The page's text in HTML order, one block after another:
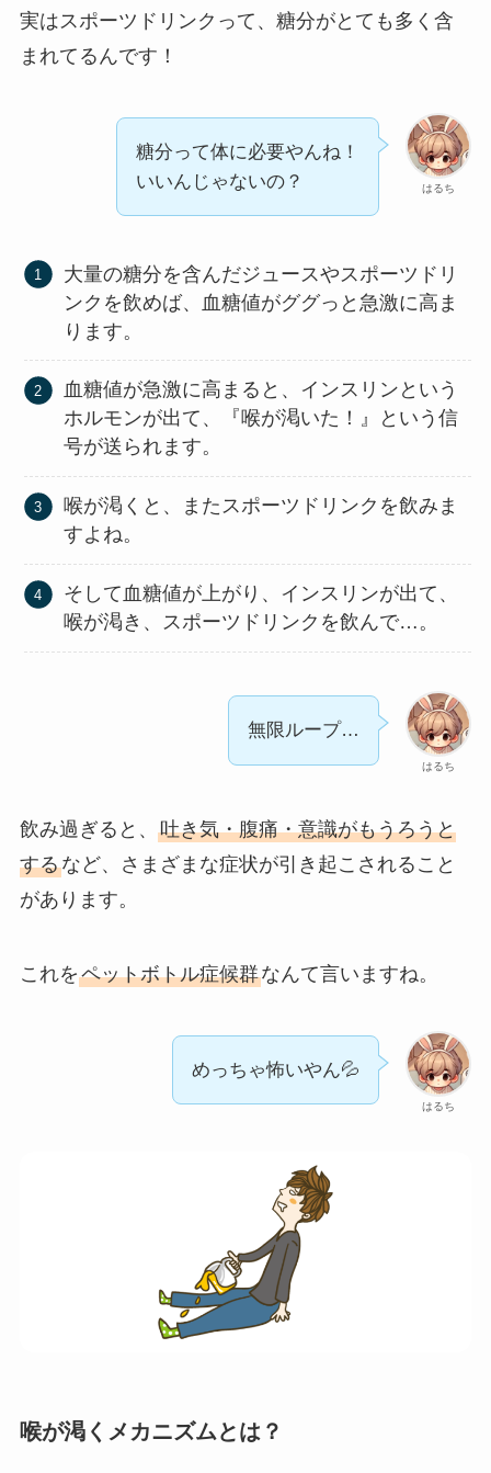
実はスポーツドリンクって、糖分がとても多く含
まれてるんです！
はるち
糖分って体に必要やんね！
いいんじゃないの？
大量の糖分を含んだジュースやスポーツドリ
ンクを飲めば、血糖値がググっと急激に高ま
ります。
血糖値が急激に高まると、インスリンという
ホルモンが出て、『喉が渇いた！』という信
号が送られます。
喉が渇くと、またスポーツドリンクを飲みま
すよね。
そして血糖値が上がり、インスリンが出て、
喉が渇き、スポーツドリンクを飲んで…。
はるち
無限ループ…
飲み過ぎると、 吐き気・腹痛・意識がもうろうと
するなど、さまざまな症状が引き起こされること
があります。
これをペットボトル症候群なんて言いますね。
はるち
めっちゃ怖いやん💦
喉が渇くメカニズムとは？